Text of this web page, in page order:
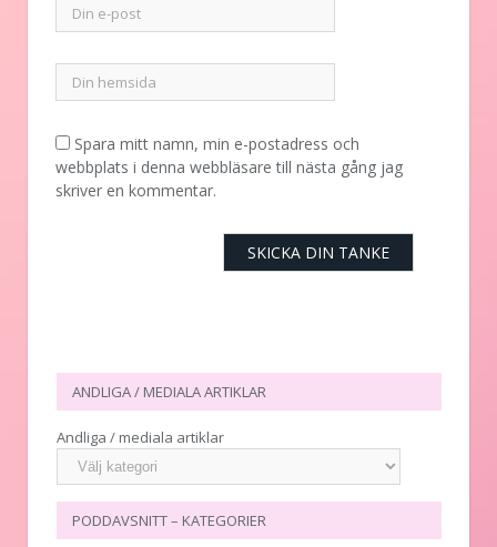
Spara mitt namn, min e-postadress och
webbplats i denna webbläsare till nästa gång jag
skriver en kommentar.
ANDLIGA / MEDIALA ARTIKLAR
Andliga / mediala artiklar
PODDAVSNITT – KATEGORIER